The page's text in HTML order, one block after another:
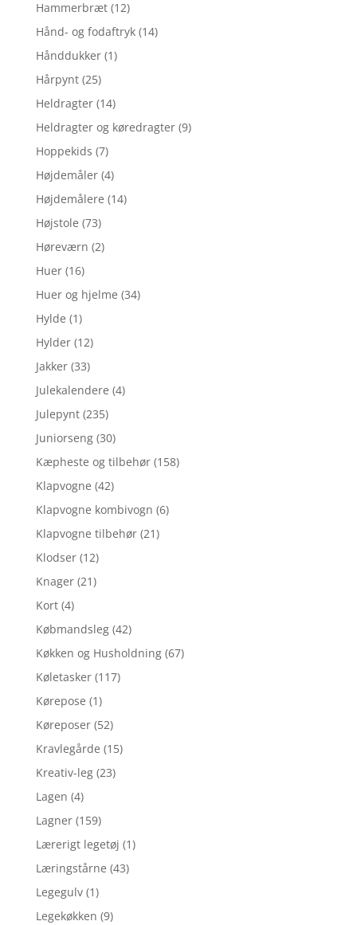
Hammerbræt (12)
Hånd- og fodaftryk (14)
Hånddukker (1)
Hårpynt (25)
Heldragter (14)
Heldragter og køredragter (9)
Hoppekids (7)
Højdemåler (4)
Højdemålere (14)
Højstole (73)
Høreværn (2)
Huer (16)
Huer og hjelme (34)
Hylde (1)
Hylder (12)
Jakker (33)
Julekalendere (4)
Julepynt (235)
Juniorseng (30)
Kæpheste og tilbehør (158)
Klapvogne (42)
Klapvogne kombivogn (6)
Klapvogne tilbehør (21)
Klodser (12)
Knager (21)
Kort (4)
Købmandsleg (42)
Køkken og Husholdning (67)
Køletasker (117)
Kørepose (1)
Køreposer (52)
Kravlegårde (15)
Kreativ-leg (23)
Lagen (4)
Lagner (159)
Lærerigt legetøj (1)
Læringstårne (43)
Legegulv (1)
Legekøkken (9)